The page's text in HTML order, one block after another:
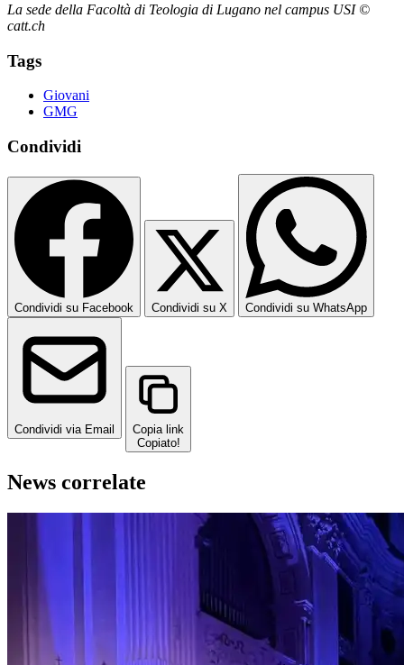
La sede della Facoltà di Teologia di Lugano nel campus USI ©
catt.ch
Tags
Giovani
GMG
Condividi
Condividi su Facebook Condividi su X Condividi su WhatsApp
Condividi via Email
Copia link
Copiato!
News correlate